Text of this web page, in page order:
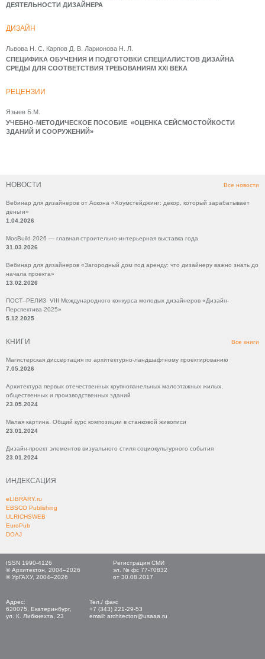
НОВОСТИ Все новости
Вебинар для дизайнеров от Аскона «Хоумстейджинг: декор, который зарабатывает
деньги»
1.04.2026
MosBuild 2026 — главная строительно-интерьерная выставка года
31.03.2026
Вебинар для дизайнеров «Загородный дом под аренду: что дизайнеру важно знать до
начала проекта»
13.02.2026
ПОСТ–РЕЛИЗ VIII Международного конкурса молодых дизайнеров «Дизайн-
Перспектива 2025»
5.12.2025
КНИГИ Все книги
Магистерская диссертация по архитектурно-ландшафтному проектированию
7.05.2026
Архитектура первых отечественных крупнопанельных малоэтажных жилых,
общественных и производственных зданий
23.05.2024
Малая картина. Общий курс композиции в станковой живописи
23.01.2024
Дизайн-проект элементов визуального стиля социокультурного события
23.01.2024
ИНДЕКСАЦИЯ
eLIBRARY.ru
EBSCO Publishing
ULRICHSWEB
EuroPub
DOAJ
ДЕЯТЕЛЬНОСТИ ДИЗАЙНЕРА
ДИЗАЙН
Львова Н. С. Карпов Д. В. Ларионова Н. Л.
СПЕЦИФИКА ОБУЧЕНИЯ И ПОДГОТОВКИ СПЕЦИАЛИСТОВ ДИЗАЙНА
СРЕДЫ ДЛЯ СООТВЕТСТВИЯ ТРЕБОВАНИЯМ XXI ВЕКА
РЕЦЕНЗИИ
Языев Б.М.
УЧЕБНО-МЕТОДИЧЕСКОЕ ПОСОБИЕ «ОЦЕНКА СЕЙСМОСТОЙКОСТИ
ЗДАНИЙ И СООРУЖЕНИЙ»
ISSN 1990-4126
© Архитектон, 2004–2026
© УрГАХУ, 2004–2026
Регистрация СМИ
эл. № фс 77-70832
от 30.08.2017
Адрес:
620075, Екатеринбург,
ул. К. Либкнехта, 23
Тел./ факс
+7 (343) 221-29-53
email: architecton@usaaa.ru